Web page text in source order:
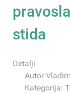
stida
Detalji
Autor
Kategorija: